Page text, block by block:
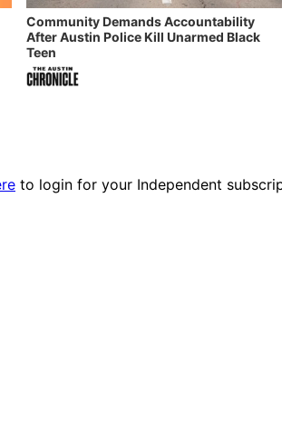
Community Demands Accountability
After Austin Police Kill Unarmed Black
Teen
to login for your Independent